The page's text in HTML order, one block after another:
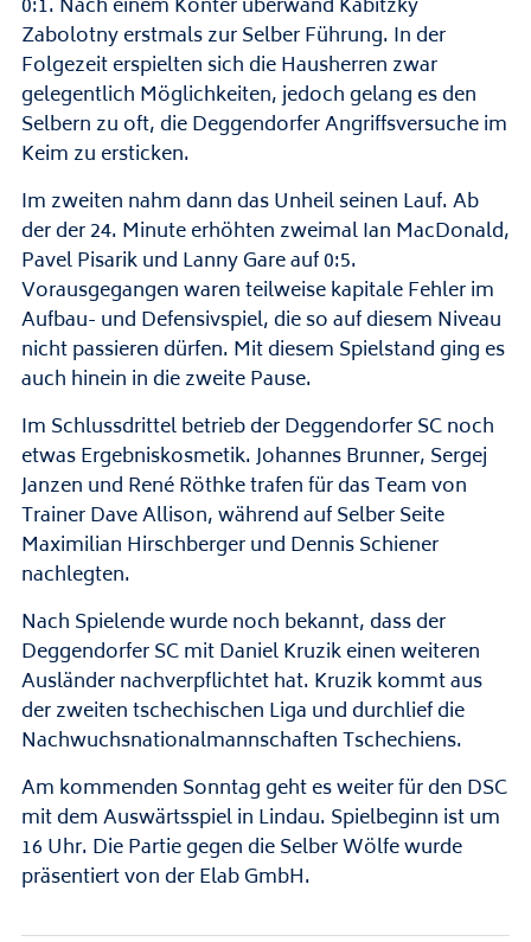
0:1. Nach einem Konter überwand Kabitzky
Zabolotny erstmals zur Selber Führung. In der
Folgezeit erspielten sich die Hausherren zwar
gelegentlich Möglichkeiten, jedoch gelang es den
Selbern zu oft, die Deggendorfer Angriffsversuche im
Keim zu ersticken.
Im zweiten nahm dann das Unheil seinen Lauf. Ab
der der 24. Minute erhöhten zweimal Ian MacDonald,
Pavel Pisarik und Lanny Gare auf 0:5.
Vorausgegangen waren teilweise kapitale Fehler im
Aufbau- und Defensivspiel, die so auf diesem Niveau
nicht passieren dürfen. Mit diesem Spielstand ging es
auch hinein in die zweite Pause.
Im Schlussdrittel betrieb der Deggendorfer SC noch
etwas Ergebniskosmetik. Johannes Brunner, Sergej
Janzen und René Röthke trafen für das Team von
Trainer Dave Allison, während auf Selber Seite
Maximilian Hirschberger und Dennis Schiener
nachlegten.
Nach Spielende wurde noch bekannt, dass der
Deggendorfer SC mit Daniel Kruzik einen weiteren
Ausländer nachverpflichtet hat. Kruzik kommt aus
der zweiten tschechischen Liga und durchlief die
Nachwuchsnationalmannschaften Tschechiens.
Am kommenden Sonntag geht es weiter für den DSC
mit dem Auswärtsspiel in Lindau. Spielbeginn ist um
16 Uhr. Die Partie gegen die Selber Wölfe wurde
präsentiert von der Elab GmbH.